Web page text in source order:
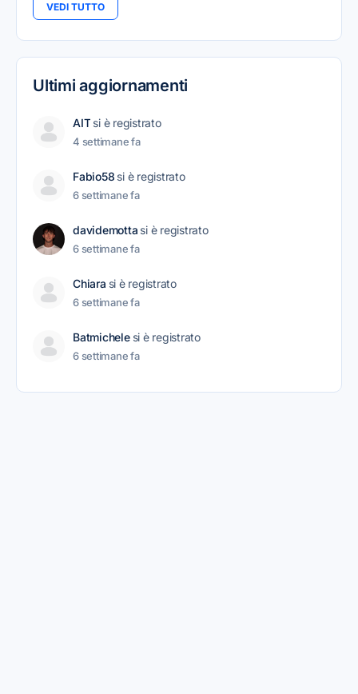
VEDI TUTTO
Ultimi aggiornamenti
AIT si è registrato
4 settimane fa
Fabio58 si è registrato
6 settimane fa
davidemotta si è registrato
6 settimane fa
Chiara si è registrato
6 settimane fa
Batmichele si è registrato
6 settimane fa